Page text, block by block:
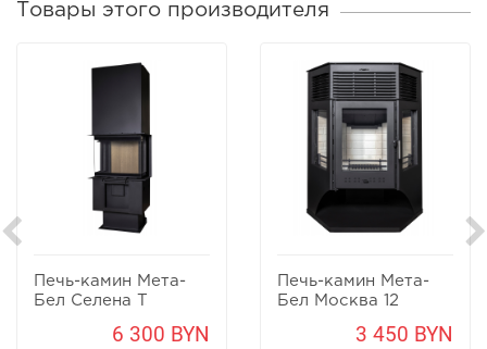
Товары этого производителя
Печь-камин Мета-
Бел Селена Т
6 300 BYN
Печь-камин Мета-
Бел Москва 12
3 450 BYN